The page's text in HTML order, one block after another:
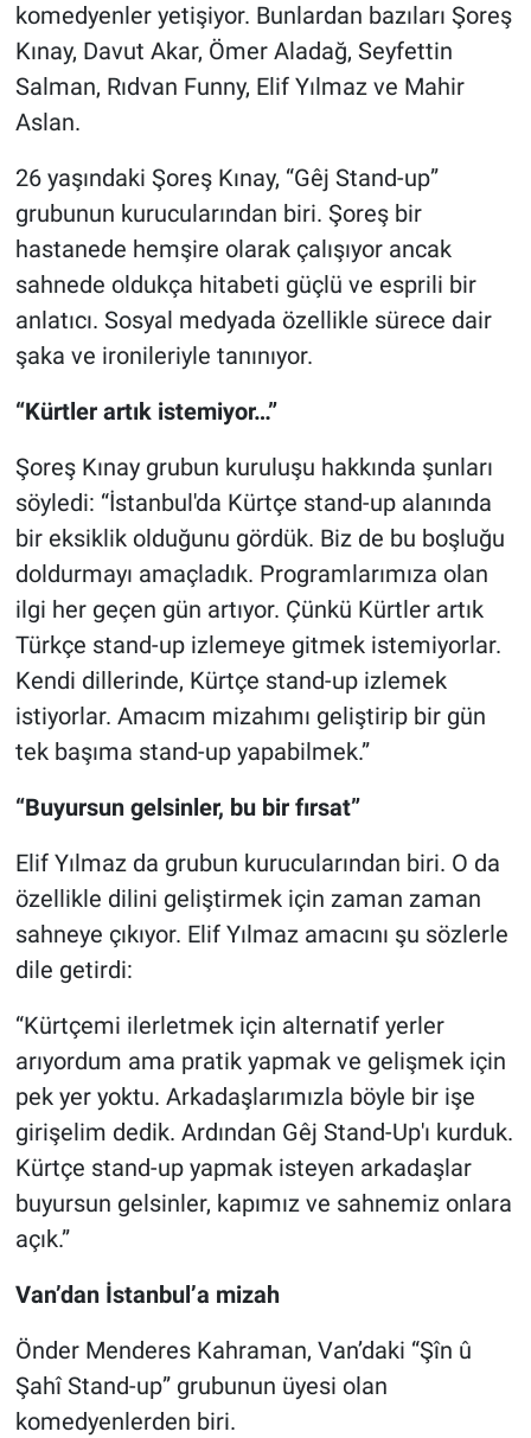
komedyenler yetişiyor. Bunlardan bazıları Şoreş
Kınay, Davut Akar, Ömer Aladağ, Seyfettin
Salman, Rıdvan Funny, Elif Yılmaz ve Mahir
Aslan.
26 yaşındaki Şoreş Kınay, “Gêj Stand-up”
grubunun kurucularından biri. Şoreş bir
hastanede hemşire olarak çalışıyor ancak
sahnede oldukça hitabeti güçlü ve esprili bir
anlatıcı. Sosyal medyada özellikle sürece dair
şaka ve ironileriyle tanınıyor.
“Kürtler artık istemiyor…”
Şoreş Kınay grubun kuruluşu hakkında şunları
söyledi: “İstanbul'da Kürtçe stand-up alanında
bir eksiklik olduğunu gördük. Biz de bu boşluğu
doldurmayı amaçladık. Programlarımıza olan
ilgi her geçen gün artıyor. Çünkü Kürtler artık
Türkçe stand-up izlemeye gitmek istemiyorlar.
Kendi dillerinde, Kürtçe stand-up izlemek
istiyorlar. Amacım mizahımı geliştirip bir gün
tek başıma stand-up yapabilmek.”
“Buyursun gelsinler, bu bir fırsat”
Elif Yılmaz da grubun kurucularından biri. O da
özellikle dilini geliştirmek için zaman zaman
sahneye çıkıyor. Elif Yılmaz amacını şu sözlerle
dile getirdi:
“Kürtçemi ilerletmek için alternatif yerler
arıyordum ama pratik yapmak ve gelişmek için
pek yer yoktu. Arkadaşlarımızla böyle bir işe
girişelim dedik. Ardından Gêj Stand-Up'ı kurduk.
Kürtçe stand-up yapmak isteyen arkadaşlar
buyursun gelsinler, kapımız ve sahnemiz onlara
açık.”
Van’dan İstanbul’a mizah
Önder Menderes Kahraman, Van’daki “Şîn û
Şahî Stand-up” grubunun üyesi olan
komedyenlerden biri.